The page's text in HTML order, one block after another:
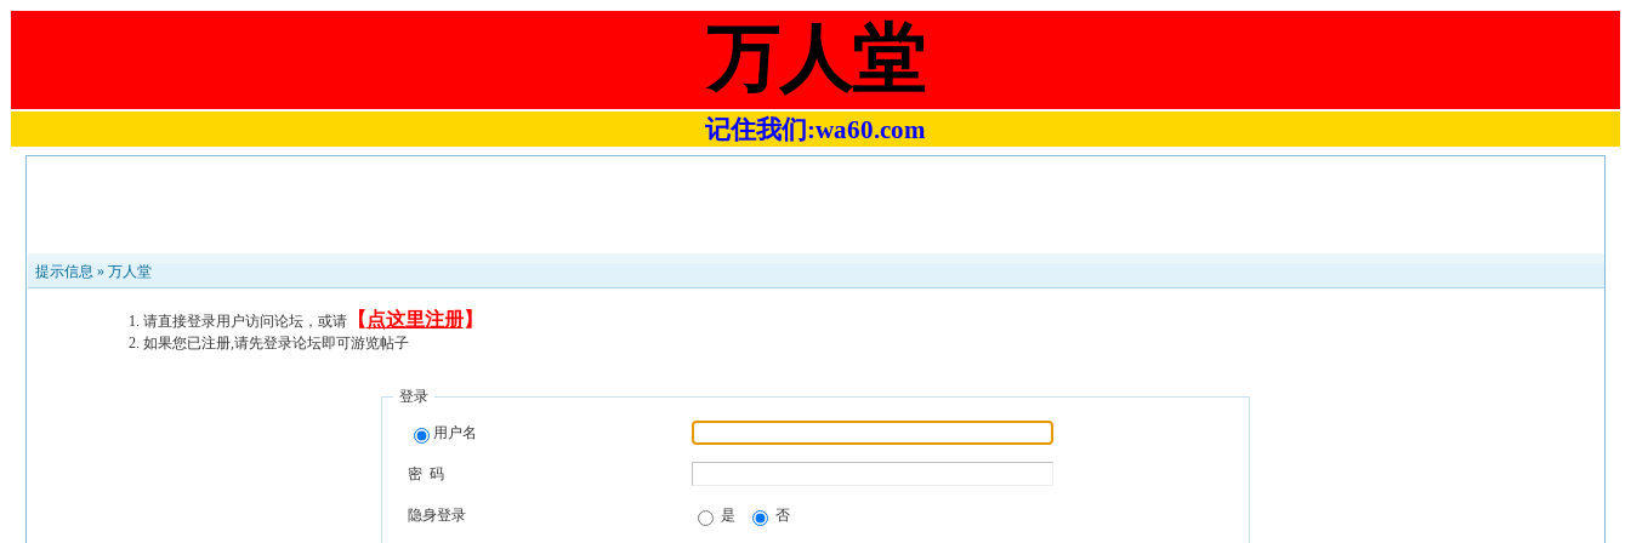
万人堂
记住我们:wa60.com
提示信息 » 万人堂
请直接登录用户访问论坛，或请【 点这里注册】
如果您已注册,请先登录论坛即可游览帖子
登录
用户名
密 码
隐身登录 是 否